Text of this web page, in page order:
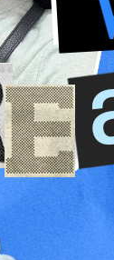
습니다.